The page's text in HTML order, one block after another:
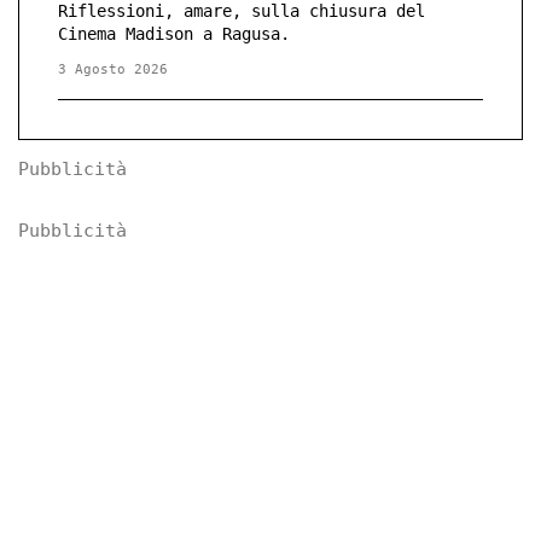
Riflessioni, amare, sulla chiusura del
Cinema Madison a Ragusa.
3 Agosto 2026
Pubblicità
Pubblicità